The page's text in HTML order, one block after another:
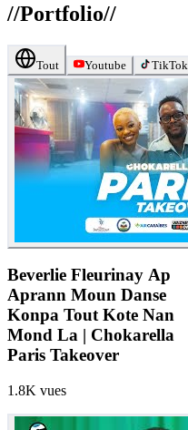
//Portfolio//
Tout Youtube TikTok
Beverlie Fleurinay Ap
Aprann Moun Danse
Konpa Tout Kote Nan
Mond La | Chokarella
Paris Takeover
1.8K vues